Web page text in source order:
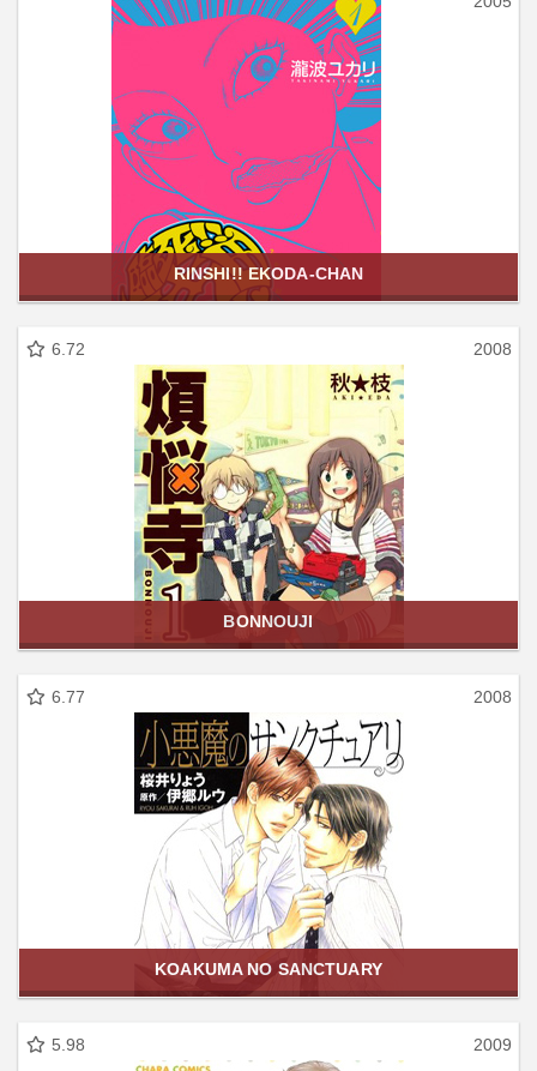
RINSHI!! EKODA-CHAN
6.72 2008
BONNOUJI
6.77 2008
KOAKUMA NO SANCTUARY
5.98 2009